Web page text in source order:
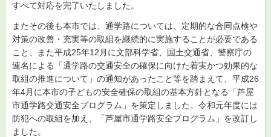
すべて対応を完了いたしました。
またその後も本市では、通学路については、定期的な合同点検や
対策の改善・充実等の取組を継続的に実施することが必要である
こと、また平成25年12月に文部科学省、国土交通省、警察庁の
連名による「通学路の交通安全の確保に向けた着実かつ効果的な
取組の推進について」の通知があったこと等を踏まえて、平成26
年4月に本市の子どもの安全確保の取組の基本方針となる「芦屋
市通学路交通安全プログラム」を策定しました。令和元年度には
防犯への取組を加え、「芦屋市通学路安全プログラム」を改訂し
ました。